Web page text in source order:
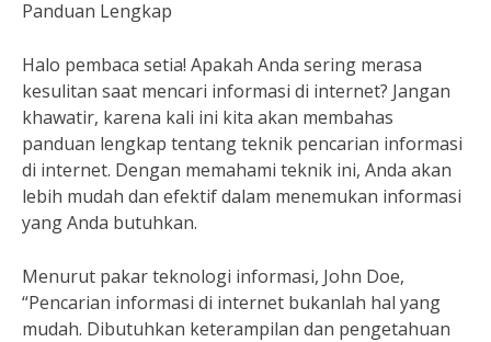
Panduan Lengkap
Halo pembaca setia! Apakah Anda sering merasa
kesulitan saat mencari informasi di internet? Jangan
khawatir, karena kali ini kita akan membahas
panduan lengkap tentang teknik pencarian informasi
di internet. Dengan memahami teknik ini, Anda akan
lebih mudah dan efektif dalam menemukan informasi
yang Anda butuhkan.
Menurut pakar teknologi informasi, John Doe,
“Pencarian informasi di internet bukanlah hal yang
mudah. Dibutuhkan keterampilan dan pengetahuan